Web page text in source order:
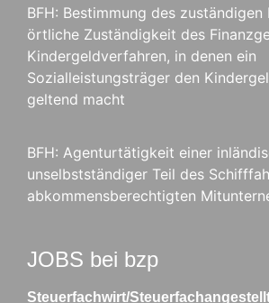
BFH: Bestimmung des
örtliche Zuständigkeit des
Kindergeldverfahren, in denen ein
Sozialleistungsträger den
geltend macht
BFH: Agenturtätigkeit einer
unselbstständiger Teil des
abkommensberechtigten
JOBS bei bzp
Steuerfachwirt/